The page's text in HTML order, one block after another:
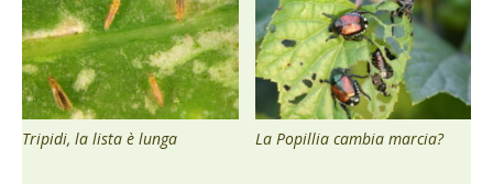
Tripidi, la lista è lunga La Popillia cambia marcia?